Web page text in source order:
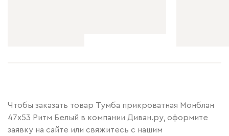
Чтобы заказать товар Тумба прикроватная Монблан
47x53 Ритм Белый в компании Диван.ру, оформите
заявку на сайте или свяжитесь с нашим